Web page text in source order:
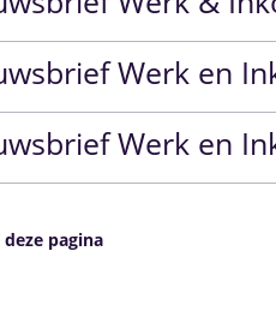
Werk en
Werk en
deze pagina